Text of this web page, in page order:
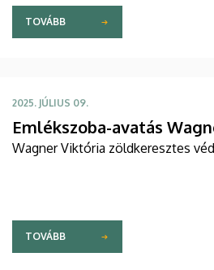
TOVÁBB
2025. JÚLIUS 09.
Emlékszoba-avatás
Wagner Viktória zöldkeresztes
TOVÁBB